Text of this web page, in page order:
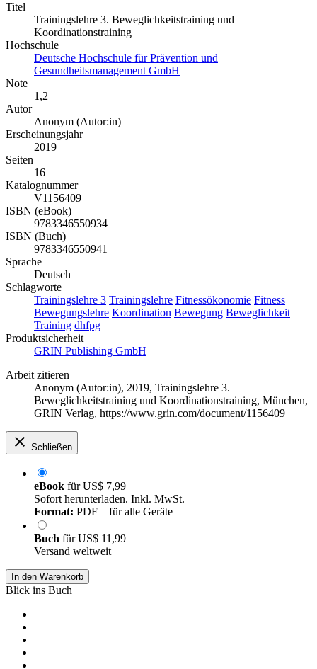
Titel
Trainingslehre 3. Beweglichkeitstraining und
Koordinationstraining
Hochschule
Deutsche Hochschule für Prävention und
Gesundheitsmanagement GmbH
Note
1,2
Autor
Anonym (Autor:in)
Erscheinungsjahr
2019
Seiten
16
Katalognummer
V1156409
ISBN (eBook)
9783346550934
ISBN (Buch)
9783346550941
Sprache
Deutsch
Schlagworte
Trainingslehre 3 Trainingslehre Fitnessökonomie Fitness
Bewegungslehre Koordination Bewegung Beweglichkeit
Training dhfpg
Produktsicherheit
GRIN Publishing GmbH
Arbeit zitieren
Anonym (Autor:in), 2019, Trainingslehre 3.
Beweglichkeitstraining und Koordinationstraining, München,
GRIN Verlag, https://www.grin.com/document/1156409
Schließen
eBook fürUS$ 7,99
Sofort herunterladen. Inkl. MwSt.
Format: PDF – für alle Geräte
Buch fürUS$ 11,99
Versand weltweit
In den Warenkorb
Blick ins Buch